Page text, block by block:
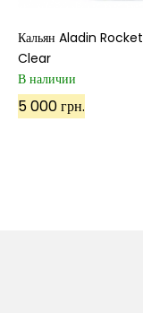
Кальян Aladin Rocket
Clear
В наличии
5 000 грн.